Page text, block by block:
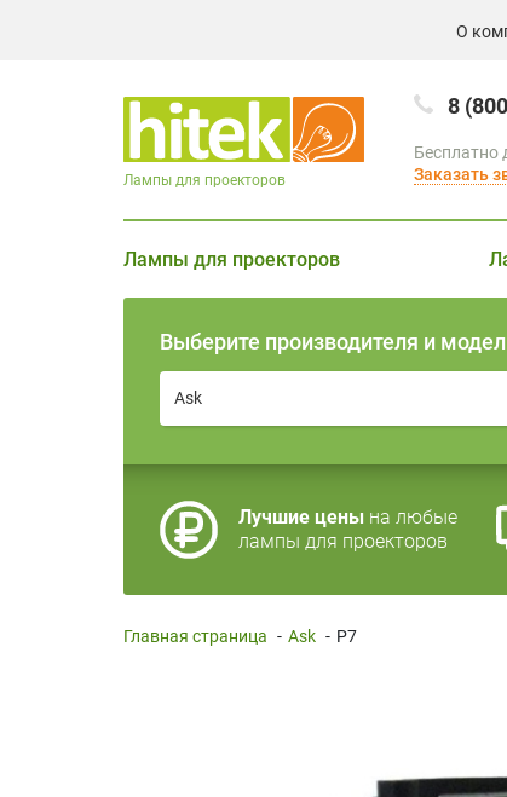
О
8
Бесплатно
Заказать
Лампы для проекторов
Лампы для проекторов
Выберите производителя и
Ask
Лучшие цены на любые
лампы для проекторов
Главная страница - Ask - P7